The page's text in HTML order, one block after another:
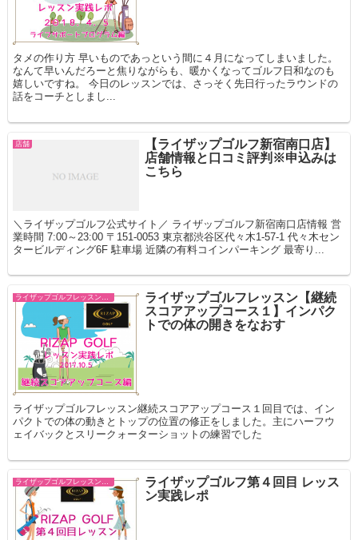
タメの作り方 早いものであっという間に４月になってしまいました。
なんて早いんだろーと焦りながらも、暖かくなってゴルフ日和なのも
嬉しいですね。 今日のレッスンでは、さっそく先日行ったラウンドの
話をコーチとしまし...
店舗
【ライザップゴルフ新宿南口店】
店舗情報と口コミ評判※申込みは
こちら
＼ライザップゴルフ公式サイト／ ライザップゴルフ新宿南口店情報 営
業時間 7:00～23:00 〒151-0053 東京都渋谷区代々木1-57-1 代々木セン
タービルディング6F 駐車場 近隣の有料コインパーキング 最寄り...
ライザップゴルフレッスン【継続
スコアアップコース１】インパク
トでの体の開きをなおす
ライザップゴルフレッスン継続スコアアップコース１回目では、イン
パクトでの体の動きとトップの位置の修正をしました。主にハーフウ
ェイバックとスリークォーターショットの練習でした
ライザップゴルフ第４回目 レッス
ン実践レポ